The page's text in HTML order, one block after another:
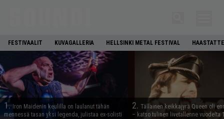
FESTIVAALIT KUVAGALLERIA HELLSINKI METAL FESTIVAL
1. Iron Maidenin keulilla on laulanut tähän
mennessä tasan yksi legenda, julistaa ex-solisti
2. Tällainen keikkajyrä Queen oli
– katso tulinen livetallenne vuodelta